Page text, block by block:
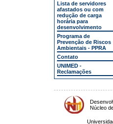
Lista de servidores
afastados ou com
redução de carga
horária para
desenvolvimento
Programa de
Prevenção de Riscos
Ambientais - PPRA
Contato
UNIMED -
Reclamações
Núcleo